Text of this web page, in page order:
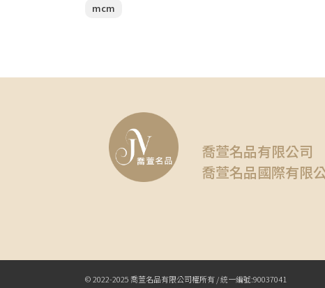
mcm
喬萱名品有限公司
喬萱名品國際有限
© 2022-2025 喬萱名品有限公司權所有 / 統一編號:90037041